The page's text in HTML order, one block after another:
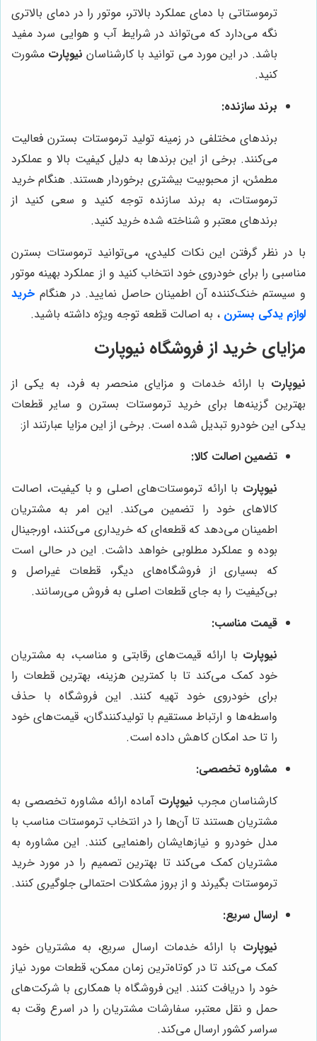
ترموستاتی با دمای عملکرد بالاتر، موتور را در دمای بالاتری
نگه می‌دارد که می‌تواند در شرایط آب و هوایی سرد مفید
باشد. در این مورد می توانید با کارشناسان نیوپارت مشورت
کنید.
برند سازنده:
برندهای مختلفی در زمینه تولید ترموستات بسترن فعالیت
می‌کنند. برخی از این برندها به دلیل کیفیت بالا و عملکرد
مطمئن، از محبوبیت بیشتری برخوردار هستند. هنگام خرید
ترموستات، به برند سازنده توجه کنید و سعی کنید از
برندهای معتبر و شناخته شده خرید کنید.
با در نظر گرفتن این نکات کلیدی، می‌توانید ترموستات بسترن
مناسبی را برای خودروی خود انتخاب کنید و از عملکرد بهینه موتور
و سیستم خنک‌کننده آن اطمینان حاصل نمایید. در هنگام خرید
لوازم یدکی بسترن ، به اصالت قطعه توجه ویژه داشته باشید.
مزایای خرید از فروشگاه نیوپارت
نیوپارت با ارائه خدمات و مزایای منحصر به فرد، به یکی از
بهترین گزینه‌ها برای خرید ترموستات بسترن و سایر قطعات
یدکی این خودرو تبدیل شده است. برخی از این مزایا عبارتند از:
تضمین اصالت کالا:
نیوپارت با ارائه ترموستات‌های اصلی و با کیفیت، اصالت
کالاهای خود را تضمین می‌کند. این امر به مشتریان
اطمینان می‌دهد که قطعه‌ای که خریداری می‌کنند، اورجینال
بوده و عملکرد مطلوبی خواهد داشت. این در حالی است
که بسیاری از فروشگاه‌های دیگر، قطعات غیراصل و
بی‌کیفیت را به جای قطعات اصلی به فروش می‌رسانند.
قیمت مناسب:
نیوپارت با ارائه قیمت‌های رقابتی و مناسب، به مشتریان
خود کمک می‌کند تا با کمترین هزینه، بهترین قطعات را
برای خودروی خود تهیه کنند. این فروشگاه با حذف
واسطه‌ها و ارتباط مستقیم با تولیدکنندگان، قیمت‌های خود
را تا حد امکان کاهش داده است.
مشاوره تخصصی:
کارشناسان مجرب نیوپارت آماده ارائه مشاوره تخصصی به
مشتریان هستند تا آن‌ها را در انتخاب ترموستات مناسب با
مدل خودرو و نیازهایشان راهنمایی کنند. این مشاوره به
مشتریان کمک می‌کند تا بهترین تصمیم را در مورد خرید
ترموستات بگیرند و از بروز مشکلات احتمالی جلوگیری کنند.
ارسال سریع:
نیوپارت با ارائه خدمات ارسال سریع، به مشتریان خود
کمک می‌کند تا در کوتاه‌ترین زمان ممکن، قطعات مورد نیاز
خود را دریافت کنند. این فروشگاه با همکاری با شرکت‌های
حمل و نقل معتبر، سفارشات مشتریان را در اسرع وقت به
سراسر کشور ارسال می‌کند.